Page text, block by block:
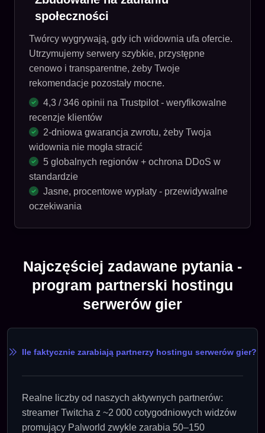
społeczności
Twórcy wygrywają, gdy ich widownia ufa ofercie.
Utrzymujemy serwery szybkie, przystępne
cenowo i transparentne, żeby Twoje
rekomendacje pozostały mocne.
4,3 / 346 opinii na Trustpilot - weryfikowalne
recenzje klientów
2-dniowa gwarancja zwrotu, żeby Twoja
widownia nie mogła stracić
5 globalnych regionów + ochrona DDoS w
standardzie
Jasne, procentowe wypłaty - przewidywalne
oczekiwania
Najczęściej zadawane pytania -
program partnerski hostingu
serwerów gier
Ile faktycznie zarabiają partnerzy hostingu serwerów gier?
Realne liczby od naszych aktywnych partnerów:
streamer Twitcha z ~2 000 cotygodniowych widzów
promujący Palworld zwykle zarabia 50–150